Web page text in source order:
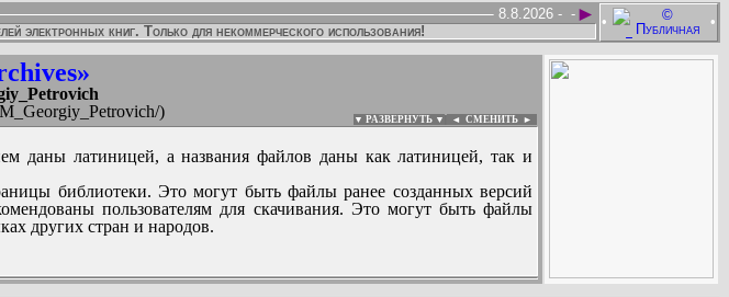
• •
►
-
8.8.2026 -
электронных книг. Только для некоммерческого использования!
)
▼ РАЗВЕРНУТЬ ▼ ◄ СМЕНИТЬ ►
даны латиницей, а названия файлов даны как латиницей, так и
библиотеки. Это могут быть файлы ранее созданных версий
пользователям для скачивания. Это могут быть файлы
других стран и народов.
: